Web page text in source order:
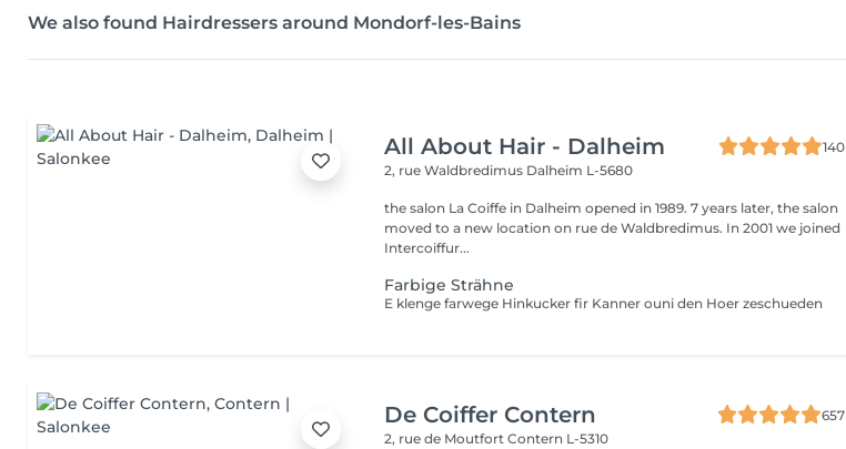
We also found Hairdressers around Mondorf-les-Bains
All About Hair - Dalheim
140
2, rue Waldbredimus Dalheim L-5680
the salon La Coiffe in Dalheim opened in 1989. 7 years later, the salon
moved to a new location on rue de Waldbredimus. In 2001 we joined
Intercoiffur...
Farbige Strähne
E klenge farwege Hinkucker fir Kanner ouni den Hoer zeschueden
De Coiffer Contern
657
2, rue de MoutfortContern L-5310